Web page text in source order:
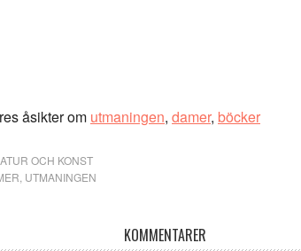
åsikter om utmaningen, damer, böcker
OCH KONST
UTMANINGEN
KOMMENTARER